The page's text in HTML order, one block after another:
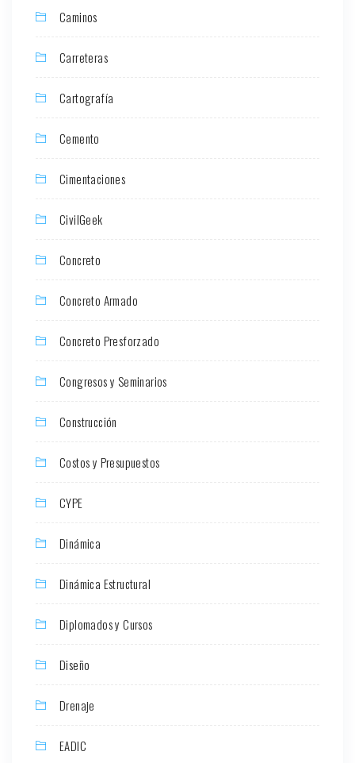
Caminos
Carreteras
Cartografía
Cemento
Cimentaciones
CivilGeek
Concreto
Concreto Armado
Concreto Presforzado
Congresos y Seminarios
Construcción
Costos y Presupuestos
CYPE
Dinámica
Dinámica Estructural
Diplomados y Cursos
Diseño
Drenaje
EADIC